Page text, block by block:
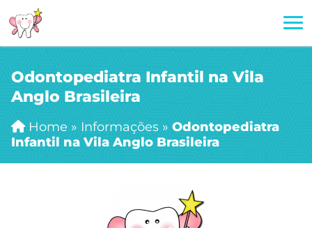
Odontopediatra Infantil na Vila
Anglo Brasileira
Home » Informações » Odontopediatra
Infantil na Vila Anglo Brasileira